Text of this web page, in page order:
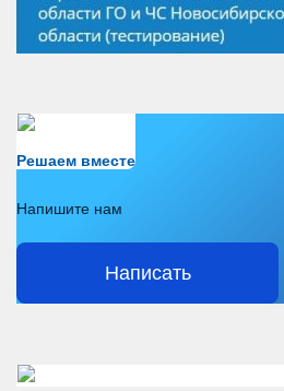
Решаем вместе
Напишите нам
Написать